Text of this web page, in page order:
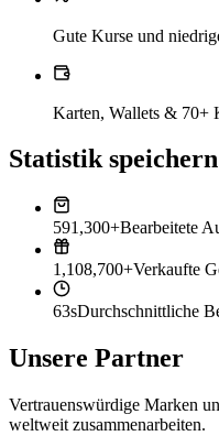
Gute Kurse und
Karten, Wallets & 70+
Statistik speichern
591,300+Bearbeitete
1,108,700+Verkaufte
63sDurchschnittliche
Unsere Partner
Vertrauenswürdige Marken
weltweit zusammenarbeiten.